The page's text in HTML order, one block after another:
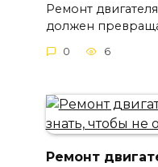
Ремонт
должен
0 6
Ремонт